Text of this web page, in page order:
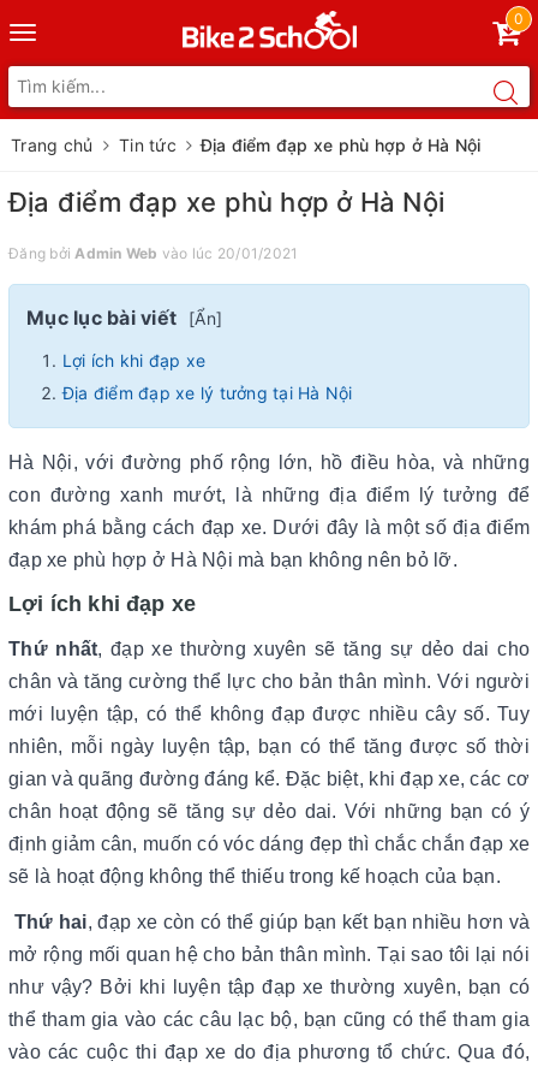
Toggle
navigation
0
Trang chủ Tin tức Địa điểm đạp xe phù hợp ở Hà Nội
Địa điểm đạp xe phù hợp ở Hà Nội
Đăng bởiAdmin Web vào lúc 20/01/2021
Mục lục bài viết [Ẩn]
Lợi ích khi đạp xe
Địa điểm đạp xe lý tưởng tại Hà Nội
Hà Nội, với đường phố rộng lớn, hồ điều hòa, và những
con đường xanh mướt, là những địa điểm lý tưởng để
khám phá bằng cách đạp xe. Dưới đây là một số địa điểm
đạp xe phù hợp ở Hà Nội mà bạn không nên bỏ lỡ.
Lợi ích khi đạp xe
Thứ nhất, đạp xe thường xuyên sẽ tăng sự dẻo dai cho
chân và tăng cường thể lực cho bản thân mình. Với người
mới luyện tập, có thể không đạp được nhiều cây số. Tuy
nhiên, mỗi ngày luyện tập, bạn có thể tăng được số thời
gian và quãng đường đáng kể. Đặc biệt, khi đạp xe, các cơ
chân hoạt động sẽ tăng sự dẻo dai. Với những bạn có ý
định giảm cân, muốn có vóc dáng đẹp thì chắc chắn đạp xe
sẽ là hoạt động không thể thiếu trong kế hoạch của bạn.
Thứ hai, đạp xe còn có thể giúp bạn kết bạn nhiều hơn và
mở rộng mối quan hệ cho bản thân mình. Tại sao tôi lại nói
như vậy? Bởi khi luyện tập đạp xe thường xuyên, bạn có
thể tham gia vào các câu lạc bộ, bạn cũng có thể tham gia
vào các cuộc thi đạp xe do địa phương tổ chức. Qua đó,